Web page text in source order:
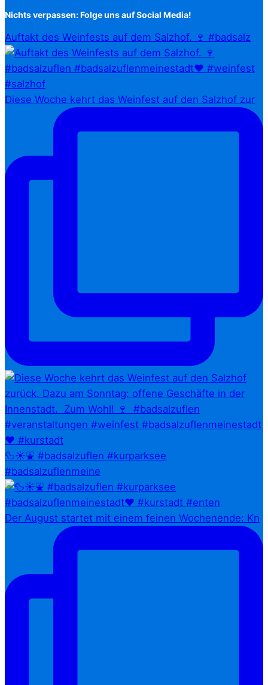
Nichts verpassen: Folge uns auf Social Media!
Auftakt des Weinfests auf dem Salzhof. 🍷 #badsalz
Diese Woche kehrt das Weinfest auf den Salzhof zur
🦆☀️⛲ #badsalzuflen #kurparksee
#badsalzuflenmeine
Der August startet mit einem feinen Wochenende: Kn